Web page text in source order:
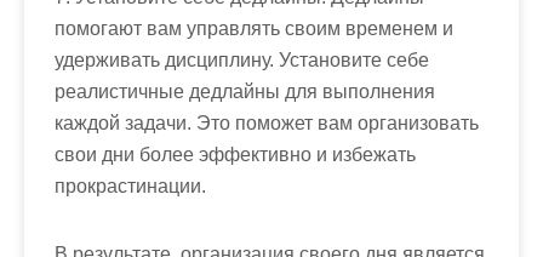
помогают вам управлять своим временем и
удерживать дисциплину. Установите себе
реалистичные дедлайны для выполнения
каждой задачи. Это поможет вам организовать
свои дни более эффективно и избежать
прокрастинации.